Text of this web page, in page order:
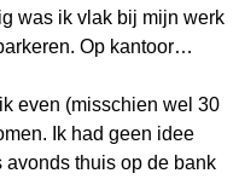
was ik vlak bij mijn werk
Op kantoor…
even (misschien wel 30
Ik had geen idee
avonds thuis op de bank